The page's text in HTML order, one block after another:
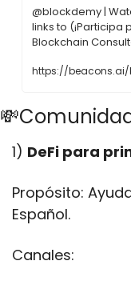
@blockdemy |
links to (¡Participa
Blockchain
https://
1) DeFi para
Propósito:
Español.
Canales: